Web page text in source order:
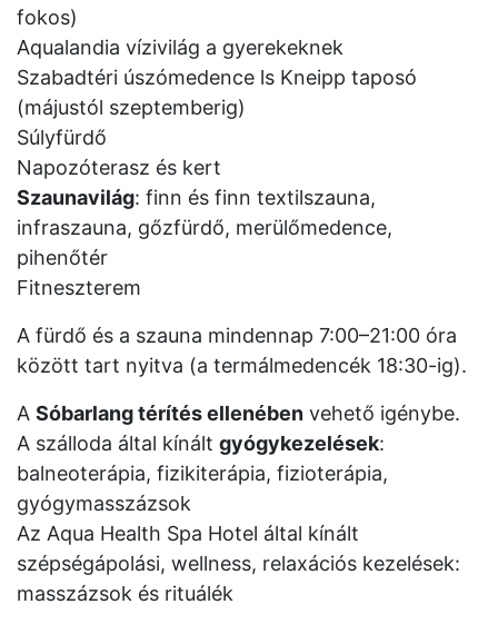
fokos)
Aqualandia vízivilág a gyerekeknek
Szabadtéri úszómedence ls Kneipp taposó
(májustól szeptemberig)
Súlyfürdő
Napozóterasz és kert
Szaunavilág: finn és finn textilszauna,
infraszauna, gőzfürdő, merülőmedence,
pihenőtér
Fitneszterem
A fürdő és a szauna mindennap 7:00–21:00 óra
között tart nyitva (a termálmedencék 18:30-ig).
A Sóbarlang térítés ellenében vehető igénybe.
A szálloda által kínált gyógykezelések:
balneoterápia, fizikiterápia, fizioterápia,
gyógymasszázsok
Az Aqua Health Spa Hotel által kínált
szépségápolási, wellness, relaxációs kezelések:
masszázsok és rituálék